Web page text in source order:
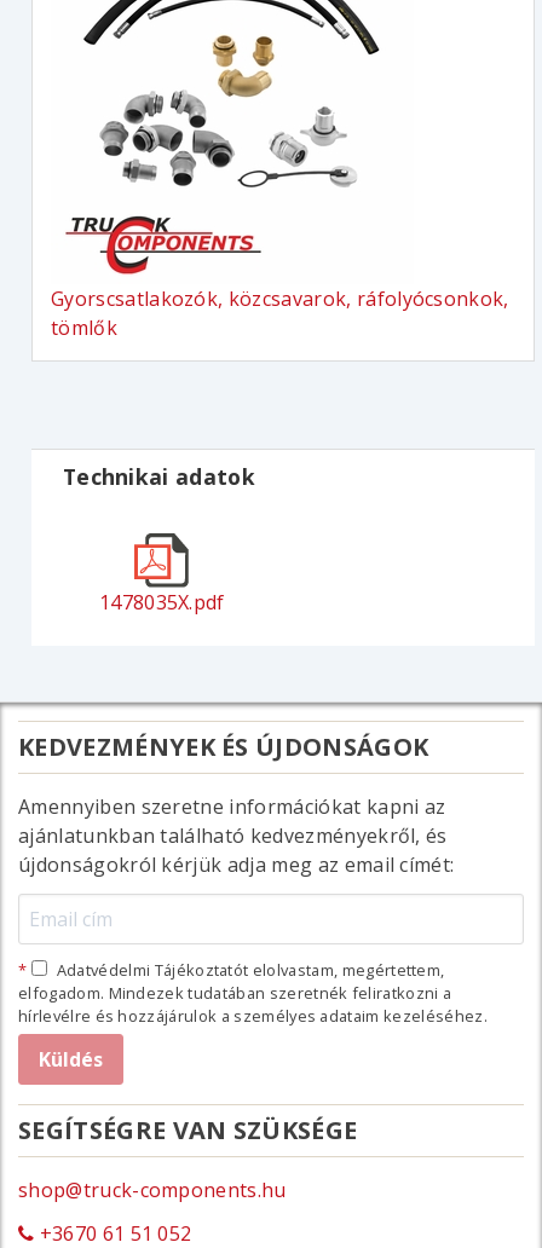
Gyorscsatlakozók, közcsavarok, ráfolyócsonkok,
tömlők
Technikai adatok
1478035X.pdf
KEDVEZMÉNYEK ÉS ÚJDONSÁGOK
Amennyiben szeretne információkat kapni az
ajánlatunkban található kedvezményekről, és
újdonságokról kérjük adja meg az email címét:
Adatvédelmi Tájékoztatót elolvastam, megértettem,
elfogadom. Mindezek tudatában szeretnék feliratkozni a
hírlevélre és hozzájárulok a személyes adataim kezeléséhez.
SEGÍTSÉGRE VAN SZÜKSÉGE
shop@truck-components.hu
+3670 61 51 052